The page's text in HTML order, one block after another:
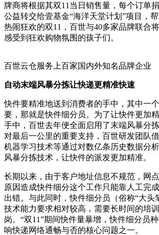
牌商将根据其双11当日销售量，每个订单
公益转交给壹基金“海洋天堂计划”项目，
热闹狂欢的双11，百世与40多家品牌联合
感受到狂欢购物氛围的孩子们。
百世云仓服务上百家国内外知名品牌企业
自动末端风暴分拣让快递更精准快速
快件要精准地送到消费者的手中，其中一
要，那就是快件细分员。为了让快件更加
手中，百世去年便全面启用了末端风暴分
对最后一公里的重要支持，百世研发团队
机器学习技术等通过对数亿条历史数据分
风暴分拣技术，让快件的派发更加精准。
长期以来，由于客户地址信息不规范，网
原因造成快件细分这个工作只能靠人工完
出错。与此同时，快件细分员（俗称“大头
技术能力要求相对较高，需要长时间的培
岗。“双11”期间快件量暴增，快件细分员
响快递网络通畅与否的核心问题之一。